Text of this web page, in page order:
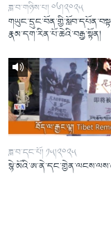
ཟླ་བ་གཉིས་པ། ༠༦།༢༠༢༥
རྣམ་དག་རིན་པོ་ཆེའི་བརྒྱ་སྟོན།
ཟླ་བ་དང་པོ། ༡༥།༢༠༢༥